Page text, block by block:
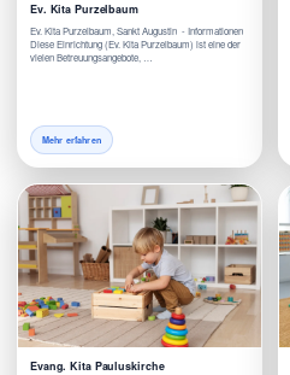
Ev. Kita Purzelbaum
Ev. Kita Purzelbaum, Sankt Augustin - Informationen
Diese Einrichtung (Ev. Kita Purzelbaum) ist eine der
vielen Betreuungsangebote, …
Mehr erfahren
Evang. Kita Pauluskirche